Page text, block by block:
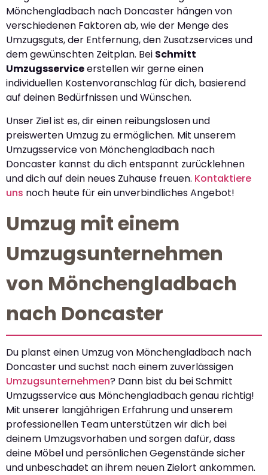
Mönchengladbach nach Doncaster hängen von
verschiedenen Faktoren ab, wie der Menge des
Umzugsguts, der Entfernung, den Zusatzservices und
dem gewünschten Zeitplan. Bei Schmitt
Umzugsserviceerstellen wir gerne einen
individuellen Kostenvoranschlag für dich, basierend
auf deinen Bedürfnissen und Wünschen.
Unser Ziel ist es, dir einen reibungslosen und
preiswerten Umzug zu ermöglichen. Mit unserem
Umzugsservice von Mönchengladbach nach
Doncaster kannst du dich entspannt zurücklehnen
und dich auf dein neues Zuhause freuen. Kontaktiere
uns noch heute für ein unverbindliches Angebot!
Umzug mit einem
Umzugsunternehmen
von Mönchengladbach
nach Doncaster
Du planst einen Umzug von Mönchengladbach nach
Doncaster und suchst nach einem zuverlässigen
Umzugsunternehmen? Dann bist du bei Schmitt
Umzugsservice aus Mönchengladbach genau richtig!
Mit unserer langjährigen Erfahrung und unserem
professionellen Team unterstützen wir dich bei
deinem Umzugsvorhaben und sorgen dafür, dass
deine Möbel und persönlichen Gegenstände sicher
und unbeschadet an ihrem neuen Zielort ankommen.